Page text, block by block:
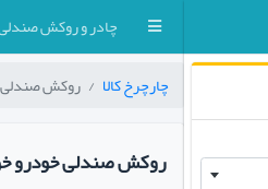
چادر و روکش
چارچرخ کالا روکش
روکش صندلی خودرو